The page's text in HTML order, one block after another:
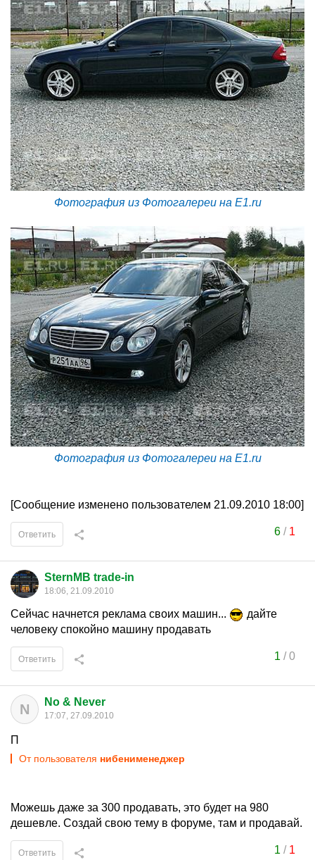
Фотография из Фотогалереи на E1.ru
Фотография из Фотогалереи на E1.ru
[Сообщение изменено пользователем 21.09.2010 18:00]
6/ 1
Ответить
SternMB trade-in
18:06, 21.09.2010
Сейчас начнется реклама своих машин...
дайте
человеку спокойно машину продавать
1 /0
Ответить
N No & Never
17:07, 27.09.2010
П
От пользователя нибенименеджер
Можешь даже за 300 продавать, это будет на 980
дешевле. Создай свою тему в форуме, там и продавай.
1 / 1
Ответить